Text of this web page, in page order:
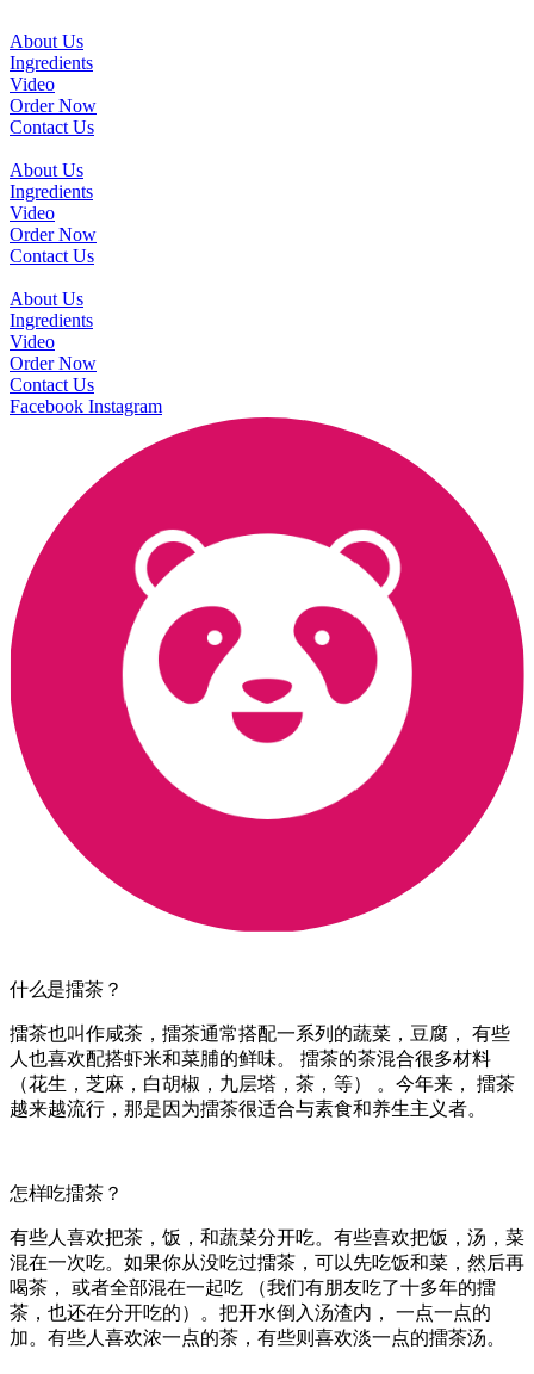
About Us
Ingredients
Video
Order Now
Contact Us
About Us
Ingredients
Video
Order Now
Contact Us
About Us
Ingredients
Video
Order Now
Contact Us
Facebook Instagram
什么是擂茶？
擂茶也叫作咸茶，擂茶通常搭配一系列的蔬菜，豆腐， 有些
人也喜欢配搭虾米和菜脯的鲜味。 擂茶的茶混合很多材料
（花生，芝麻，白胡椒，九层塔，茶，等） 。今年来， 擂茶
越来越流行，那是因为擂茶很适合与素食和养生主义者。
怎样吃擂茶？
有些人喜欢把茶，饭，和蔬菜分开吃。有些喜欢把饭，汤，菜
混在一次吃。如果你从没吃过擂茶，可以先吃饭和菜，然后再
喝茶， 或者全部混在一起吃 （我们有朋友吃了十多年的擂
茶，也还在分开吃的）。把开水倒入汤渣内， 一点一点的
加。有些人喜欢浓一点的茶，有些则喜欢淡一点的擂茶汤。